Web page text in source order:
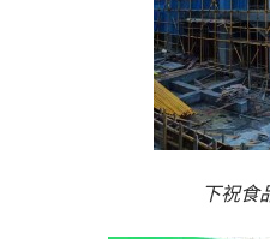
下祝食